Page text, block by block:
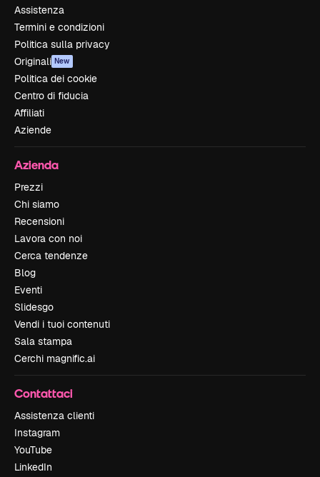
Assistenza
Termini e condizioni
Politica sulla privacy
Originali New
Politica dei cookie
Centro di fiducia
Affiliati
Aziende
Azienda
Prezzi
Chi siamo
Recensioni
Lavora con noi
Cerca tendenze
Blog
Eventi
Slidesgo
Vendi i tuoi contenuti
Sala stampa
Cerchi magnific.ai
Contattaci
Assistenza clienti
Instagram
YouTube
LinkedIn